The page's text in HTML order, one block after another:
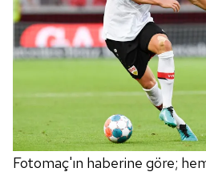
toplumu hizmetlerinin sunulması
kullanılmaktadır. Diğer çerezler,
kılınması ve kişiselleştirilmesi
reklam/pazarlama faaliyetlerinin
sınırlı olarak açık rızanız
Çerezlere ilişkin tercihlerinizi
vasıtasıyla belirleyebilirsiniz.
için Ayarlar butonuna tıklayabilir,
Fotomaç'ın haberine göre;